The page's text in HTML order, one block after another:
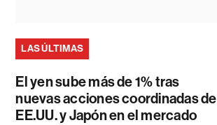
LAS ÚLTIMAS
El yen sube más de 1% tras
nuevas acciones coordinadas de
EE.UU. y Japón en el mercado